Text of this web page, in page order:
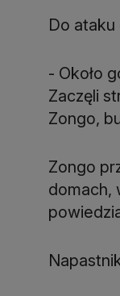
Do ataku
- Około
Zaczęli
Zongo,
Zongo
domach,